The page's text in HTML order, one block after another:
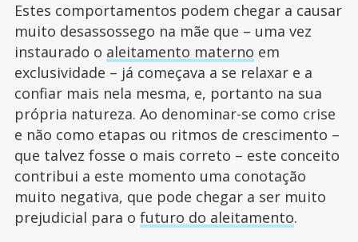
Estes comportamentos podem chegar a causar
muito desassossego na mãe que – uma vez
instaurado o aleitamento materno em
exclusividade – já começava a se relaxar e a
confiar mais nela mesma, e, portanto na sua
própria natureza. Ao denominar-se como crise
e não como etapas ou ritmos de crescimento –
que talvez fosse o mais correto – este conceito
contribui a este momento uma conotação
muito negativa, que pode chegar a ser muito
prejudicial para o futuro do aleitamento.